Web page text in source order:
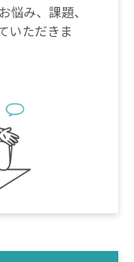
悩み、課題、
いただきま